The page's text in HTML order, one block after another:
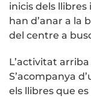
inicis dels llibres
han d’anar a la
del centre a
L’activitat
S’acompanya
els llibres que